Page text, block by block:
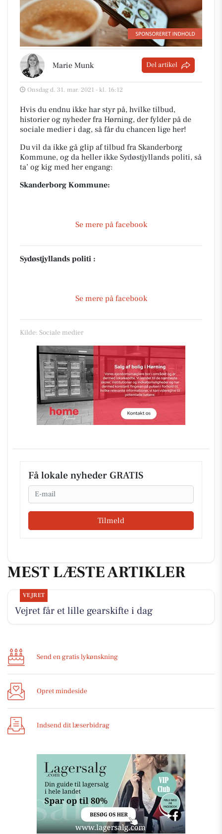
Marie Munk Del artikel
Onsdag d. 31. mar. 2021 - kl. 16:12
Hvis du endnu ikke har styr på, hvilke tilbud,
historier og nyheder fra Hørning, der fylder på de
sociale medier i dag, så får du chancen lige her!
Du vil da ikke gå glip af tilbud fra Skanderborg
Kommune, og da heller ikke Sydøstjyllands politi, så
ta’ og kig med her engang:
Skanderborg Kommune:
Se mere på facebook
Sydøstjyllands politi :
Se mere på facebook
Kilde: Sociale medier
Få lokale nyheder GRATIS
Email
Tilmeld
MEST LÆSTE ARTIKLER
VEJRET
Vejret får et lille gearskifte i dag
Send en gratis lykønskning
Opret mindeside
Indsend dit læserbidrag